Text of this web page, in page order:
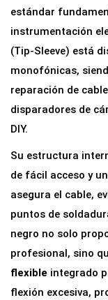
J
a
c
k
3
.
estándar
instrumentación
(Tip-Sleeve) está
monofónicas,
reparación de
disparadores de
DIY.
Su estructura
de fácil acceso y
asegura el cable,
puntos de
negro no solo
profesional, sino
flexible integrado
flexión excesiva,